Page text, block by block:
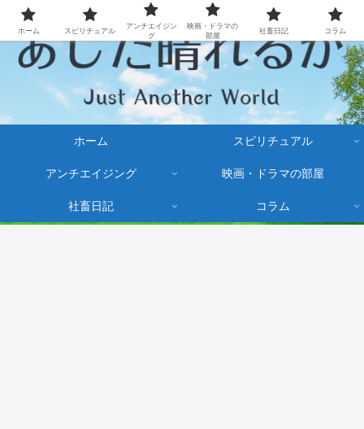
ホーム スピリチュアル
アンチエイジング 映画・ドラマの部屋
社畜日記 コラム
ホーム スピリチュアル
アンチエイジン
グ
映画・ドラマの
部屋
社畜日記 コラム